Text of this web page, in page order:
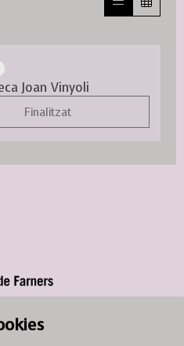
Joan Vinyoli
Finalitzat